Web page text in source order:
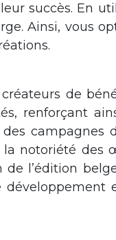
succès. En
Ainsi, vous
de
renforçant
des
notoriété des
l’édition